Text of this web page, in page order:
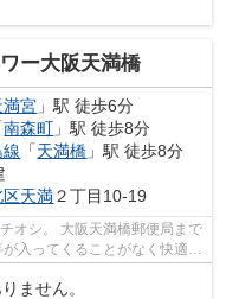
ー大阪天満橋
満宮 」駅 徒歩6分
南森町 」駅 徒歩8分
「天満橋 」駅 徒歩8分
区天満２丁目10-19
オシ。 大阪天満橋郵便局まで
入ってくることがなく快適で
ません。